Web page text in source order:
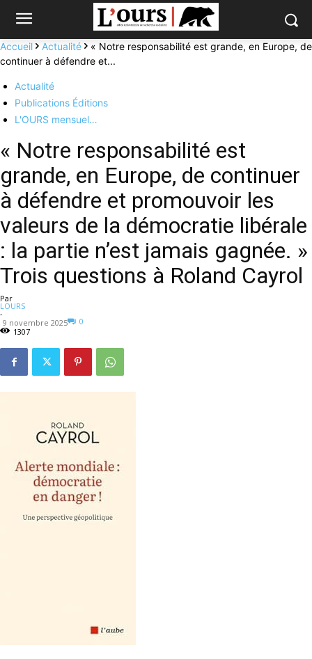
Accueil Actualité
« Notre responsabilité est grande, en Europe, de
continuer à défendre et...
Actualité
Publications Éditions
L'OURS mensuel…
« Notre responsabilité est
grande, en Europe, de continuer
à défendre et promouvoir les
valeurs de la démocratie libérale
: la partie n’est jamais gagnée. »
Trois questions à Roland Cayrol
Par
LOURS
-
9 novembre 2025
0
1307